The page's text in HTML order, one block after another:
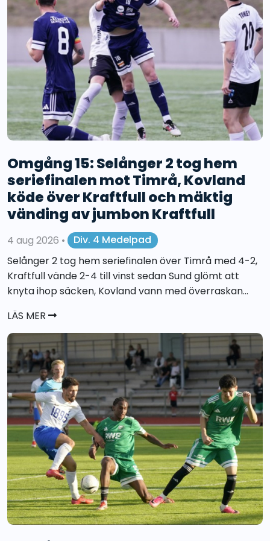
Omgång 15: Selånger 2 tog hem
seriefinalen mot Timrå, Kovland
köde över Kraftfull och mäktig
vänding av jumbon Kraftfull
4 aug 2026 •
Div. 4 Medelpad
Selånger 2 tog hem seriefinalen över Timrå med 4-2,
Kraftfull vände 2-4 till vinst sedan Sund glömt att
knyta ihop säcken, Kovland vann med överraskan...
LÄS MER